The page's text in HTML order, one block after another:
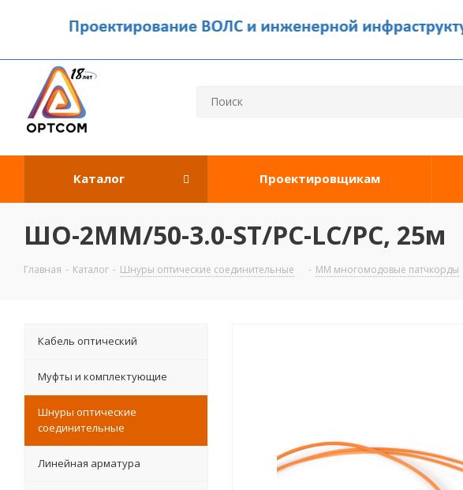
Каталог Проектировщикам
ШО-2MM/50-3.0-ST/PC-LC/PC, 25м
Главная - Каталог - Шнуры оптические соединительные - MM многомодовые патчкорды
Кабель оптический
Муфты и комплектующие
Шнуры оптические
соединительные
Линейная арматура